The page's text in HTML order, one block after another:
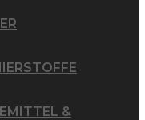
&